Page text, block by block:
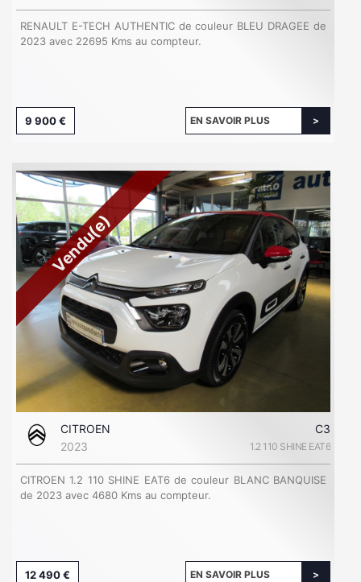
RENAULT E-TECH AUTHENTIC de couleur BLEU DRAGEE de
2023 avec 22695 Kms au compteur.
9 900 € EN SAVOIR PLUS
Vendu(e)
CITROEN
C3
2023
1.2 110 SHINE EAT6
CITROEN 1.2 110 SHINE EAT6 de couleur BLANC BANQUISE
de 2023 avec 4680 Kms au compteur.
12 490 € EN SAVOIR PLUS